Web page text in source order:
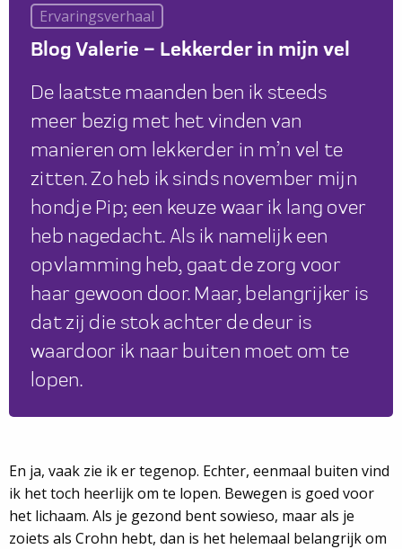
Ervaringsverhaal
Blog Valerie – Lekkerder in mijn vel
De laatste maanden ben ik steeds
meer bezig met het vinden van
manieren om lekkerder in m’n vel te
zitten. Zo heb ik sinds november mijn
hondje Pip; een keuze waar ik lang over
heb nagedacht. Als ik namelijk een
opvlamming heb, gaat de zorg voor
haar gewoon door. Maar, belangrijker is
dat zij die stok achter de deur is
waardoor ik naar buiten moet om te
lopen.
En ja, vaak zie ik er tegenop. Echter, eenmaal buiten vind
ik het toch heerlijk om te lopen. Bewegen is goed voor
het lichaam. Als je gezond bent sowieso, maar als je
zoiets als Crohn hebt, dan is het helemaal belangrijk om